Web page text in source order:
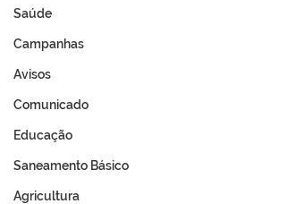
Saúde
Campanhas
Avisos
Comunicado
Educação
Saneamento Básico
Agricultura